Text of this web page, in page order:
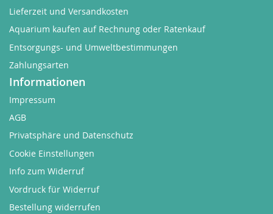
Lieferzeit und Versandkosten
Aquarium kaufen auf Rechnung oder Ratenkauf
Entsorgungs- und Umweltbestimmungen
Zahlungsarten
Informationen
Impressum
AGB
Privatsphäre und Datenschutz
Cookie Einstellungen
Info zum Widerruf
Vordruck für Widerruf
Bestellung widerrufen